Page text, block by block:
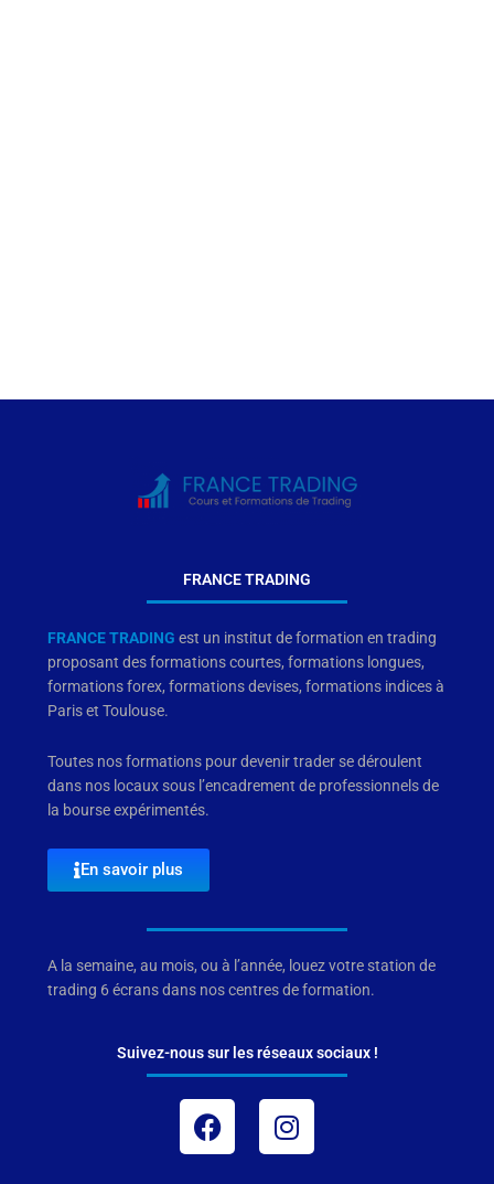
FRANCE TRADING
FRANCE TRADING est un institut de formation en trading
proposant des formations courtes, formations longues,
formations forex, formations devises, formations indices à
Paris et Toulouse.
Toutes nos formations pour devenir trader se déroulent
dans nos locaux sous l’encadrement de professionnels de
la bourse expérimentés.
En savoir plus
A la semaine, au mois, ou à l’année, louez votre station de
trading 6 écrans dans nos centres de formation.
Suivez-nous sur les réseaux sociaux !
FacebookInstagram